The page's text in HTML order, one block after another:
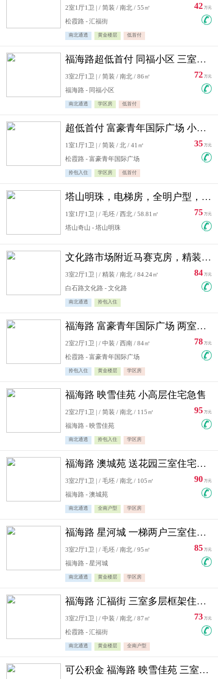
2室1厅1卫 | / 简装 / 南北 / 55㎡
松霞路 - 汇福街
南北通透 黄金楼层 低首付
42 万元
福海路超低首付 同福小区 三室住宅急售
3室2厅1卫 | / 简装 / 南北 / 86㎡
福海路 - 同福小区
南北通透 学区房 低首付
72 万元
超低首付 富豪青年国际广场 小高层住宅急售
1室1厅1卫 | / 简装 / 北 / 41㎡
松霞路 - 富豪青年国际广场
拎包入住 学区房 低首付
35 万元
塔山明珠，电梯房，全明户型，视野好，毛坯房，看房有钥匙
1室1厅1卫 | / 毛坯 / 西北 / 58.81㎡
塔山奇山 - 塔山明珠
75 万元
文化路市场附近马赛克房，精装修三居室，南北通透，实用面积大
3室2厅1卫 | / 精装 / 南北 / 84.24㎡
白石路文化路 - 文化路
南北通透 拎包入住
84 万元
福海路 富豪青年国际广场 两室住宅急售
2室2厅1卫 | / 中装 / 西南 / 84㎡
松霞路 - 富豪青年国际广场
拎包入住 黄金楼层 学区房
78 万元
福海路 映雪佳苑 小高层住宅急售
2室2厅1卫 | / 简装 / 南北 / 115㎡
福海路 - 映雪佳苑
南北通透 拎包入住 学区房
95 万元
福海路 澳城苑 送花园三室住宅急售
3室2厅1卫 | / 毛坯 / 南北 / 105㎡
福海路 - 澳城苑
南北通透 全南户型 学区房
90 万元
福海路 星河城 一梯两户三室住宅急售
3室2厅1卫 | / 毛坯 / 南北 / 95㎡
福海路 - 星河城
南北通透 黄金楼层 学区房
85 万元
福海路 汇福街 三室多层框架住宅急售
3室2厅1卫 | / 中装 / 南北 / 87㎡
松霞路 - 汇福街
南北通透 黄金楼层 全南户型
73 万元
可公积金 福海路 映雪佳苑 三室住宅急售送小棚